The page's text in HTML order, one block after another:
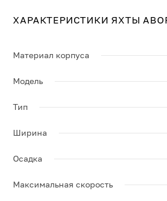
ХАРАКТЕРИСТИКИ ЯХТЫ
Материал корпуса
Модель
Тип
Ширина
Осадка
Максимальная скорость